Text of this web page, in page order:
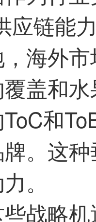
应链能
海外
盖和
和
。这
。
战略